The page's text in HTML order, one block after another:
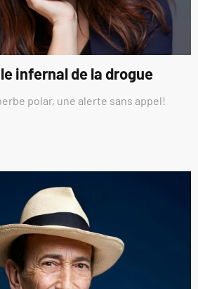
infernal de la drogue
polar, une alerte sans appel!